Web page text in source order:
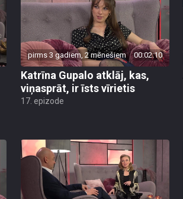
pirms 3 gadiem, 2 mēnešiem 00:02:10
Katrīna Gupalo atklāj, kas,
viņasprāt, ir īsts vīrietis
17. epizode